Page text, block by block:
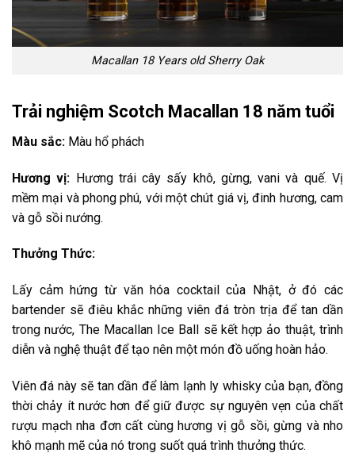
Macallan 18 Years old Sherry Oak
Trải nghiệm Scotch Macallan 18 năm tuổi
Màu sắc: Màu hổ phách
Hương vị: Hương trái cây sấy khô, gừng, vani và quế. Vị
mềm mại và phong phú, với một chút giá vị, đinh hương, cam
và gỗ sồi nướng.
Thưởng Thức:
Lấy cảm hứng từ văn hóa cocktail của Nhật, ở đó các
bartender sẽ điêu khắc những viên đá tròn trịa để tan dần
trong nước, The Macallan Ice Ball sẽ kết hợp ảo thuật, trình
diễn và nghệ thuật để tạo nên một món đồ uống hoàn hảo.
Viên đá này sẽ tan dần để làm lạnh ly whisky của bạn, đồng
thời chảy ít nước hơn để giữ được sự nguyên vẹn của chất
rượu mạch nha đơn cất cùng hương vị gỗ sồi, gừng và nho
khô mạnh mẽ của nó trong suốt quá trình thưởng thức.